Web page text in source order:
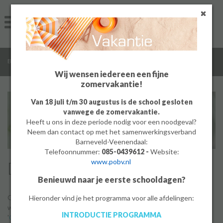
Wij wensen iedereen een fijne
zomervakantie!
Van 18 juli t/m 30 augustus is de school gesloten
vanwege de zomervakantie.
Heeft u ons in deze periode nodig voor een noodgeval?
Neem dan contact op met het samenwerkingsverband
Barneveld-Veenendaal:
Telefoonnummer: 085-0439612 - Website:
www.pobv.nl
Benieuwd naar je eerste schooldagen?
Hieronder vind je het programma voor alle afdelingen:
INTRODUCTIE PROGRAMMA
Algemeen
MBO
Bedrijf
Bedrijf /
Docent in beeld
Graag laten we u zien wat het inhoudt om op De Meerwaarde
werkzaam te zijn als docent. Docenten vertellen in onze rubriek
'Collega's aan het woord' over hun werk op De Meerwaarde.